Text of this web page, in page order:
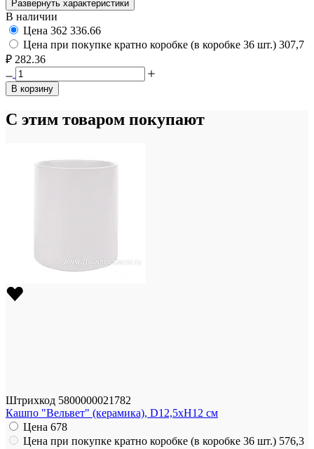
Развернуть характеристики
В наличии
Цена 362 336.66
Цена при покупке кратно коробке (в коробке 36 шт.) 307,7
₽ 282.36
В корзину
С этим товаром покупают
Штрихкод 5800000021782
Кашпо "Вельвет" (керамика), D12,5xH12 см
Цена 678
Цена при покупке кратно коробке (в коробке 36 шт.) 576,3